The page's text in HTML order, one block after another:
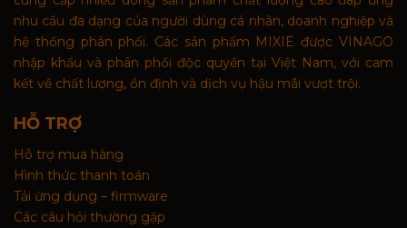
nhu cầu đa dạng của người dùng cá nhân, doanh nghiệp và
hệ thống phân phối. Các sản phẩm MIXIE được VINAGO
nhập khẩu và phân phối độc quyền tại Việt Nam, với cam
kết về chất lượng, ổn định và dịch vụ hậu mãi vượt trội.
HỖ TRỢ
Hỗ trợ mua hàng
Hình thức thanh toán
Tải ứng dụng – firmware
Các câu hỏi thường gặp